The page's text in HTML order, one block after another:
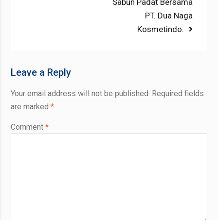
PT. Dua Naga
Kosmetindo.
Leave a Reply
Your email address will not be published. Required fields
are marked *
Comment *